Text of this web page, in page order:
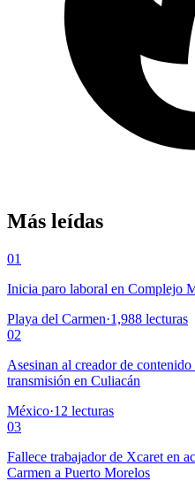
Más leídas
01
Inicia paro laboral en Complejo
Playa del Carmen·1,988 lecturas
02
Asesinan al creador de
transmisión en Culiacán
México·12 lecturas
03
Fallece trabajador de Xcaret en
Carmen a Puerto Morelos